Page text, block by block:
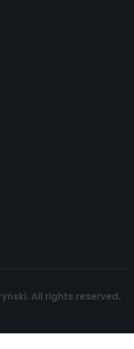
All rights reserved.